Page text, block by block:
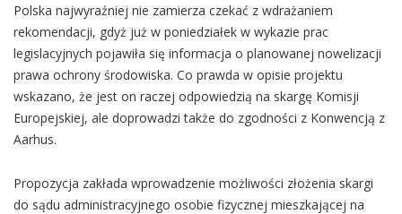
Polska najwyraźniej nie zamierza czekać z wdrażaniem
rekomendacji, gdyż już w poniedziałek w wykazie prac
legislacyjnych pojawiła się informacja o planowanej nowelizacji
prawa ochrony środowiska. Co prawda w opisie projektu
wskazano, że jest on raczej odpowiedzią na skargę Komisji
Europejskiej, ale doprowadzi także do zgodności z Konwencją z
Aarhus.
Propozycja zakłada wprowadzenie możliwości złożenia skargi
do sądu administracyjnego osobie fizycznej mieszkającej na